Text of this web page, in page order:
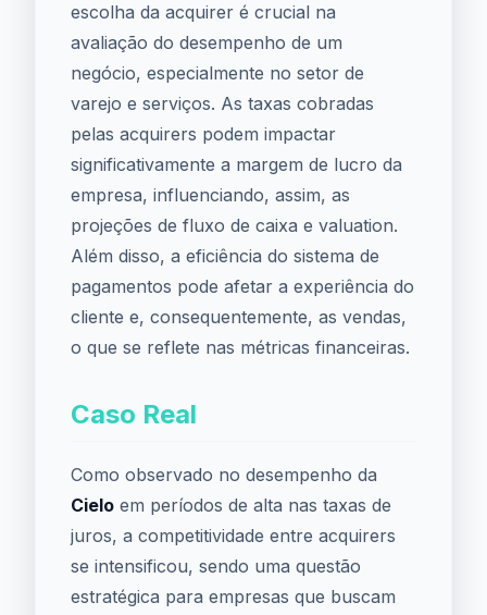
escolha da acquirer é crucial na
avaliação do desempenho de um
negócio, especialmente no setor de
varejo e serviços. As taxas cobradas
pelas acquirers podem impactar
significativamente a margem de lucro da
empresa, influenciando, assim, as
projeções de fluxo de caixa e valuation.
Além disso, a eficiência do sistema de
pagamentos pode afetar a experiência do
cliente e, consequentemente, as vendas,
o que se reflete nas métricas financeiras.
Caso Real
Como observado no desempenho da
Cielo em períodos de alta nas taxas de
juros, a competitividade entre acquirers
se intensificou, sendo uma questão
estratégica para empresas que buscam